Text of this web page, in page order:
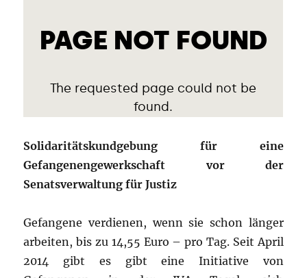
Solidaritätskundgebung für eine
Gefangenengewerkschaft vor der
Senatsverwaltung für Justiz
Gefangene verdienen, wenn sie schon länger
arbeiten, bis zu 14,55 Euro – pro Tag. Seit April
2014 gibt es gibt eine Initiative von